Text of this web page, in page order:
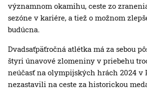
významnom okamihu, ceste zo
sezóne v kariére, a tiež o možnom
budúcna.
Dvadsaťpäťročná atlétka má za sebou
štyri únavové zlomeniny v priebehu
neúčasť na olympijských hrách 2024 v
nezastavili na ceste za historickou